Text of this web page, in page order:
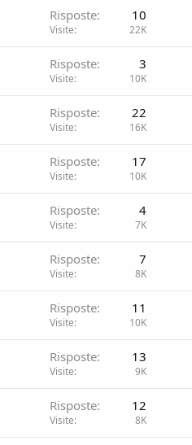
Risposte 10
Visite 22K
Risposte 3
Visite 10K
Risposte 22
Visite 16K
Risposte 17
Visite 10K
Risposte 4
Visite 7K
Risposte 7
Visite 8K
Risposte 11
Visite 10K
Risposte 13
Visite 9K
Risposte 12
Visite 8K